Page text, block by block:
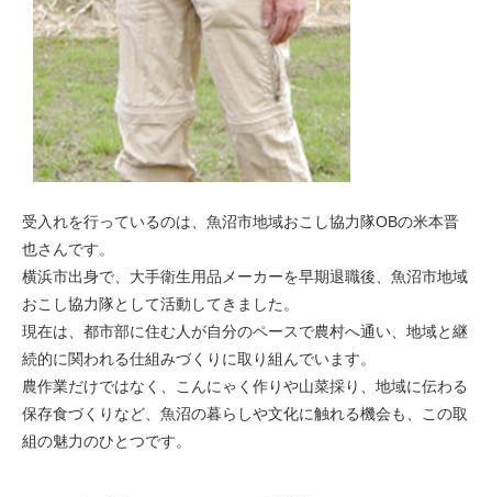
受入れを行っているのは、魚沼市地域おこし協力隊OBの米本晋
也さんです。
横浜市出身で、大手衛生用品メーカーを早期退職後、魚沼市地域
おこし協力隊として活動してきました。
現在は、都市部に住む人が自分のペースで農村へ通い、地域と継
続的に関われる仕組みづくりに取り組んでいます。
農作業だけではなく、こんにゃく作りや山菜採り、地域に伝わる
保存食づくりなど、魚沼の暮らしや文化に触れる機会も、この取
組の魅力のひとつです。